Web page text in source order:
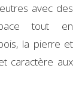
avec des
tout en
la pierre et
caractère aux